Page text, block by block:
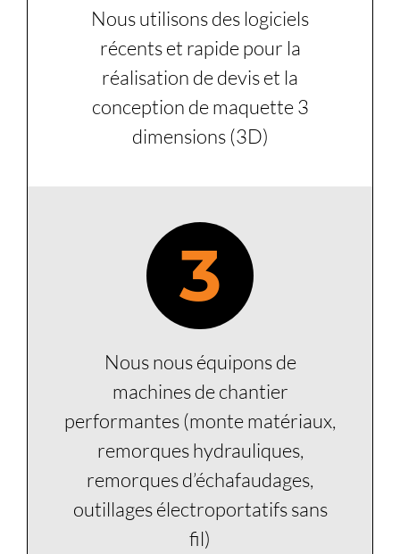
Nous utilisons des logiciels
récents et rapide pour la
réalisation de devis et la
conception de maquette 3
dimensions (3D)
3
Nous nous équipons de
machines de chantier
performantes (monte matériaux,
remorques hydrauliques,
remorques d’échafaudages,
outillages électroportatifs sans
fil)